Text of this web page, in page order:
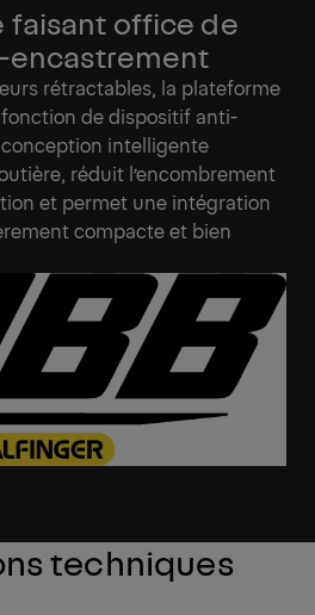
faisant office de
rétractables, la plateforme
de dispositif anti-
intelligente
réduit l’encombrement
et permet une intégration
compacte et bien
techniques